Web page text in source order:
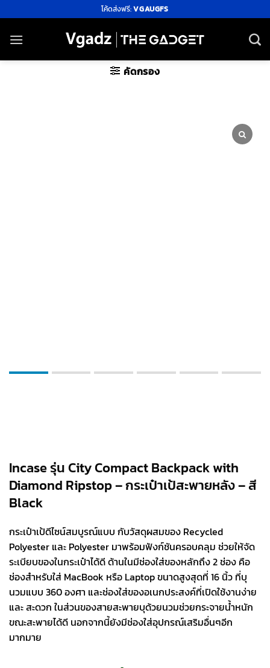
ไป
ยัง
โค้ดส่งฟรี:VGAUGFS
คัดกรอง
Incase รุ่น City Compact Backpack with
Diamond Ripstop – กระเป๋าเป้สะพายหลัง – สี
Black
กระเป๋าเป้ดีไซน์สมบูรณ์แบบ กับวัสดุผสมของ Recycled
Polyester และ Polyester มาพร้อมฟังก์ชันครอบคลุม ช่วยให้จัด
ระเบียบของในกระเป๋าได้ดี ด้านในมีช่องใส่ของหลักถึง 2 ช่อง คือ
ช่องสำหรับใส่ MacBook หรือ Laptop ขนาดสูงสุดที่ 16 นิ้ว ที่บุ
นวมแบบ 360 องศา และช่องใส่ของอเนกประสงค์ที่เปิดใช้งานง่าย
และ สะดวก ในส่วนของสายสะพายบุด้วยนวมช่วยกระจายน้ำหนัก
ขณะสะพายได้ดี นอกจากนี้ยังมีช่องใส่อุปกรณ์เสริมอื่นๆอีก
มากมาย